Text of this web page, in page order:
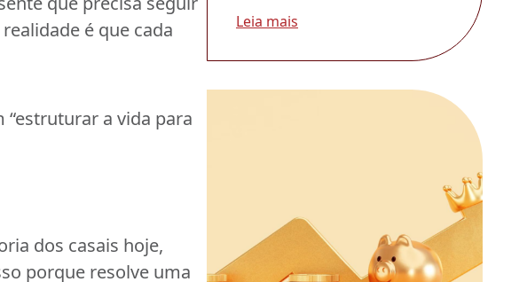
é que cada
“estruturar a vida para
dos casais hoje,
porque resolve uma
Leia mais